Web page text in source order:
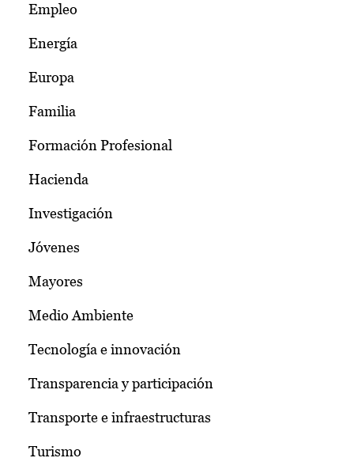
Empleo
Energía
Europa
Familia
Formación Profesional
Hacienda
Investigación
Jóvenes
Mayores
Medio Ambiente
Tecnología e innovación
Transparencia y participación
Transporte e infraestructuras
Turismo